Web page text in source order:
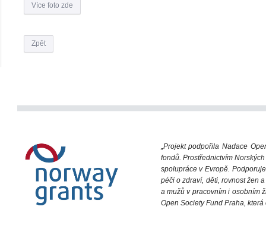
Více foto zde
Zpět
„Projekt podpořila Nadace
fondů. Prostřednictvím
spolupráce v Evropě.
péči o zdraví, děti, rovnost žen
a mužů v pracovním i osobním
Open Society Fund Praha,